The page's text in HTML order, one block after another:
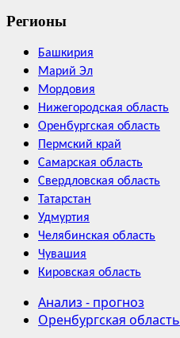
Регионы
Башкирия
Марий Эл
Мордовия
Нижегородская область
Оренбургская область
Пермский край
Самарская область
Свердловская область
Татарстан
Удмуртия
Челябинская область
Чувашия
Кировская область
Анализ - прогноз
Оренбургская область